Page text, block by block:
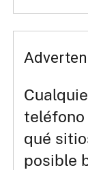
teléfono
qué
posible